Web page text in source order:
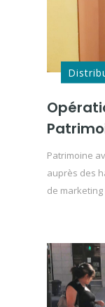
Patrimoine
auprès des
de